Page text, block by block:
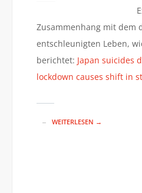
Zusammenhang mit dem
entschleunigten Leben,
berichtet: Japan suicides
lockdown causes shift in
WEITERLESEN →